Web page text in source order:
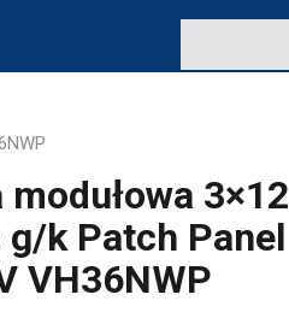
3×12
k Patch Panel
VH36NWP